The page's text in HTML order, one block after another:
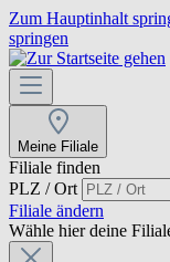
Zum Hauptinhalt
springen
Meine Filiale
Filiale finden
PLZ / Ort
Filiale ändern
Wähle hier deine